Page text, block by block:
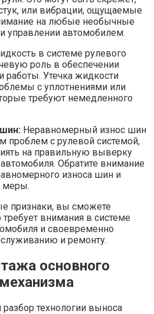
или вибрации, ощущаемые
на любые необычные
управлении автомобилем.
в системе рулевого
роль в обеспечении
работы. Утечка жидкости
с уплотнениями или
требуют немедленного
Неравномерный износ шин
проблем с рулевой системой,
на правильную выверку
Обратите внимание
износа шин и
меры.
признаки, вы сможете
внимания в системе
и своевременно
и ремонту.
основного
технологии выноса